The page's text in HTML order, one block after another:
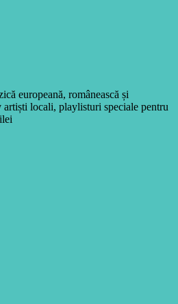
europeană, românească și
locali, playlisturi speciale pentru